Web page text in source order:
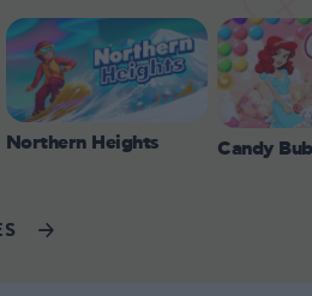
Northern Heights Candy